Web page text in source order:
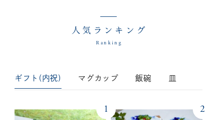
人気ランキング
Ranking
ギフト(内祝) マグカップ 飯碗 皿
1 2